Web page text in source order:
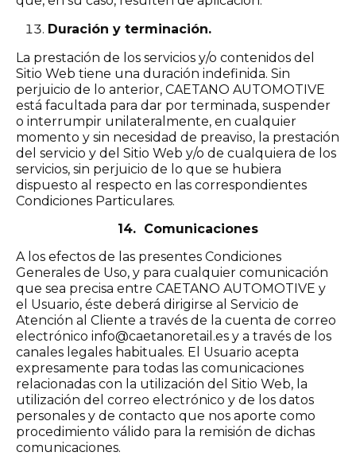
Duración y terminación.
La prestación de los servicios y/o contenidos del
Sitio Web tiene una duración indefinida. Sin
perjuicio de lo anterior, CAETANO AUTOMOTIVE
está facultada para dar por terminada, suspender
o interrumpir unilateralmente, en cualquier
momento y sin necesidad de preaviso, la prestación
del servicio y del Sitio Web y/o de cualquiera de los
servicios, sin perjuicio de lo que se hubiera
dispuesto al respecto en las correspondientes
Condiciones Particulares.
14. Comunicaciones
A los efectos de las presentes Condiciones
Generales de Uso, y para cualquier comunicación
que sea precisa entre CAETANO AUTOMOTIVE y
el Usuario, éste deberá dirigirse al Servicio de
Atención al Cliente a través de la cuenta de correo
electrónico info@caetanoretail.es y a través de los
canales legales habituales. El Usuario acepta
expresamente para todas las comunicaciones
relacionadas con la utilización del Sitio Web, la
utilización del correo electrónico y de los datos
personales y de contacto que nos aporte como
procedimiento válido para la remisión de dichas
comunicaciones.